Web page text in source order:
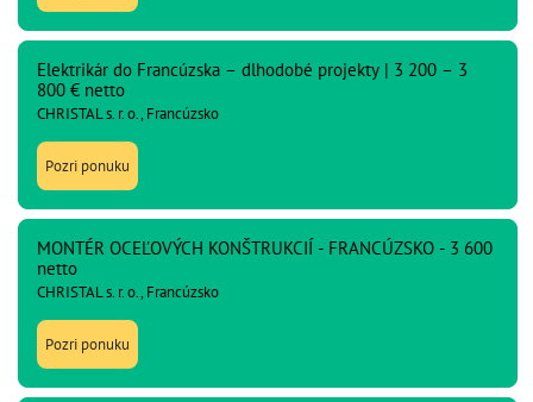
Elektrikár do Francúzska – dlhodobé projekty | 3 200 – 3
800 € netto
CHRISTAL s. r. o., Francúzsko
Pozri ponuku
MONTÉR OCEĽOVÝCH KONŠTRUKCIÍ - FRANCÚZSKO - 3 600
netto
CHRISTAL s. r. o., Francúzsko
Pozri ponuku